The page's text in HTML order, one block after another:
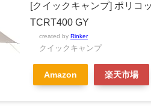
[クイックキャンプ] ポリコ
TCRT400 GY
created by Rinker
クイックキャンプ
Amazon 楽天市場